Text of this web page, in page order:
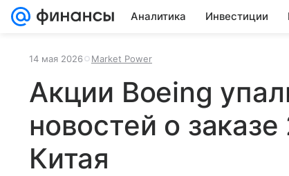
Аналитика Инвестиции
14 мая 2026 Market Power
Акции Boeing
новостей о
Китая